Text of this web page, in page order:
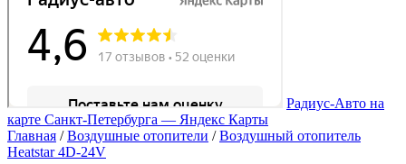
Радиус-Авто на
карте Санкт‑Петербурга — Яндекс Карты
Главная /Воздушные отопители /Воздушный отопитель
Heatstar 4D-24V